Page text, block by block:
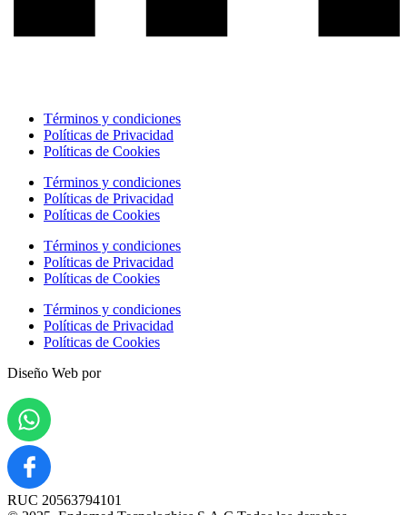
Términos y condiciones
Políticas de Privacidad
Políticas de Cookies
Términos y condiciones
Políticas de Privacidad
Políticas de Cookies
Términos y condiciones
Políticas de Privacidad
Políticas de Cookies
Términos y condiciones
Políticas de Privacidad
Políticas de Cookies
Diseño Web por
RUC 20563794101